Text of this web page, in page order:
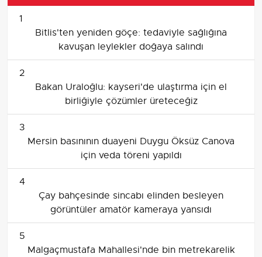
1
Bitlis'ten yeniden göçe: tedaviyle sağlığına
kavuşan leylekler doğaya salındı
2
Bakan Uraloğlu: kayseri'de ulaştırma için el
birliğiyle çözümler üreteceğiz
3
Mersin basınının duayeni Duygu Öksüz Canova
için veda töreni yapıldı
4
Çay bahçesinde sincabı elinden besleyen
görüntüler amatör kameraya yansıdı
5
Malgaçmustafa Mahallesi'nde bin metrekarelik